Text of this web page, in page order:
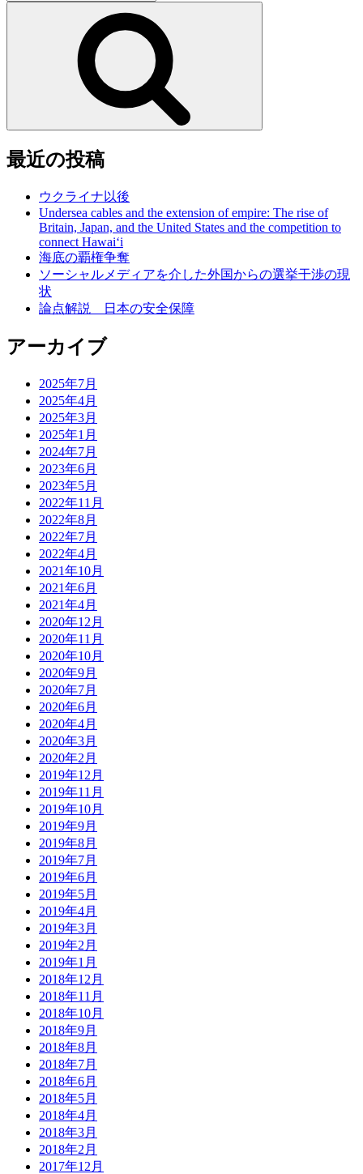
索:
最近の投稿
ウクライナ以後
Undersea cables and the extension of empire: The rise of
Britain, Japan, and the United States and the competition to
connect Hawai‘i
海底の覇権争奪
ソーシャルメディアを介した外国からの選挙干渉の現
状
論点解説 日本の安全保障
アーカイブ
2025年7月
2025年4月
2025年3月
2025年1月
2024年7月
2023年6月
2023年5月
2022年11月
2022年8月
2022年7月
2022年4月
2021年10月
2021年6月
2021年4月
2020年12月
2020年11月
2020年10月
2020年9月
2020年7月
2020年6月
2020年4月
2020年3月
2020年2月
2019年12月
2019年11月
2019年10月
2019年9月
2019年8月
2019年7月
2019年6月
2019年5月
2019年4月
2019年3月
2019年2月
2019年1月
2018年12月
2018年11月
2018年10月
2018年9月
2018年8月
2018年7月
2018年6月
2018年5月
2018年4月
2018年3月
2018年2月
2017年12月